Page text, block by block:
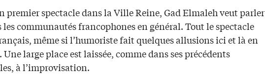
premier spectacle dans la Ville Reine, Gad Elmaleh veut parler
les communautés francophones en général. Tout le spectacle
même si l’humoriste fait quelques allusions ici et là en
large place est laissée, comme dans ses précédents
à l’improvisation.